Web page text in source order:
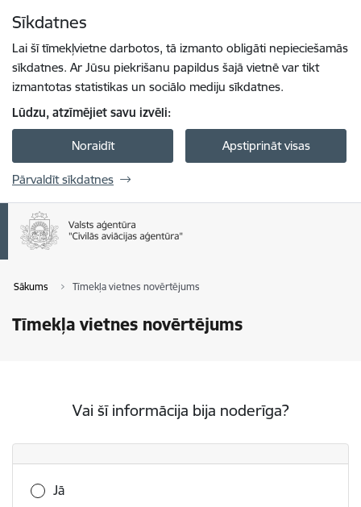
Sīkdatnes
Lai šī tīmekļvietne darbotos, tā izmanto obligāti nepieciešamās
sīkdatnes. Ar Jūsu piekrišanu papildus šajā vietnē var tikt
izmantotas statistikas un sociālo mediju sīkdatnes.
Lūdzu, atzīmējiet savu izvēli:
Noraidīt Apstiprināt visas
Pārvaldīt sīkdatnes
Sākums Tīmekļa vietnes novērtējums
Tīmekļa vietnes novērtējums
Vai šī informācija bija noderīga?
Vai šī informācija bija noderīga?
Jā